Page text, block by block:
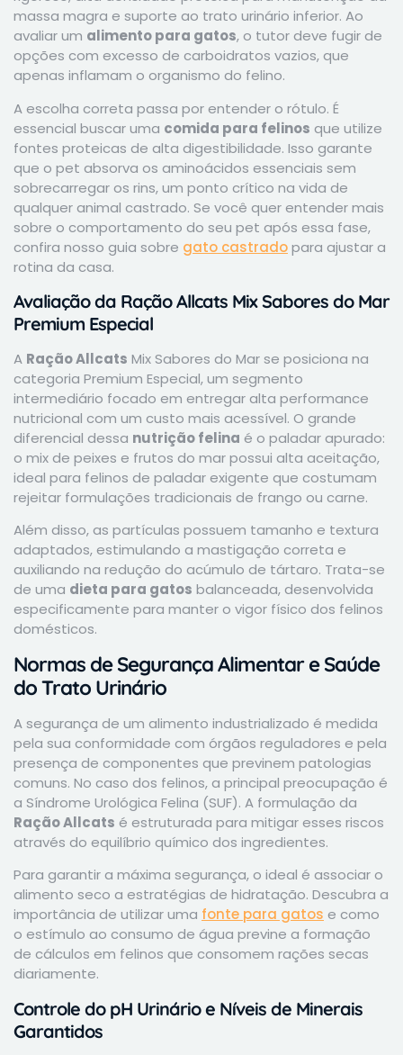
massa magra e suporte ao trato urinário inferior. Ao
avaliar um alimento para gatos, o tutor deve fugir de
opções com excesso de carboidratos vazios, que
apenas inflamam o organismo do felino.
A escolha correta passa por entender o rótulo. É
essencial buscar uma comida para felinos que utilize
fontes proteicas de alta digestibilidade. Isso garante
que o pet absorva os aminoácidos essenciais sem
sobrecarregar os rins, um ponto crítico na vida de
qualquer animal castrado. Se você quer entender mais
sobre o comportamento do seu pet após essa fase,
confira nosso guia sobre gato castradopara ajustar a
rotina da casa.
Avaliação da Ração Allcats Mix Sabores do Mar
Premium Especial
A Ração Allcats Mix Sabores do Mar se posiciona na
categoria Premium Especial, um segmento
intermediário focado em entregar alta performance
nutricional com um custo mais acessível. O grande
diferencial dessa nutrição felina é o paladar apurado:
o mix de peixes e frutos do mar possui alta aceitação,
ideal para felinos de paladar exigente que costumam
rejeitar formulações tradicionais de frango ou carne.
Além disso, as partículas possuem tamanho e textura
adaptados, estimulando a mastigação correta e
auxiliando na redução do acúmulo de tártaro. Trata-se
de uma dieta para gatos balanceada, desenvolvida
especificamente para manter o vigor físico dos felinos
domésticos.
Normas de Segurança Alimentar e Saúde
do Trato Urinário
A segurança de um alimento industrializado é medida
pela sua conformidade com órgãos reguladores e pela
presença de componentes que previnem patologias
comuns. No caso dos felinos, a principal preocupação é
a Síndrome Urológica Felina (SUF). A formulação da
Ração Allcats é estruturada para mitigar esses riscos
através do equilíbrio químico dos ingredientes.
Para garantir a máxima segurança, o ideal é associar o
alimento seco a estratégias de hidratação. Descubra a
importância de utilizar uma fonte para gatos e como
o estímulo ao consumo de água previne a formação
de cálculos em felinos que consomem rações secas
diariamente.
Controle do pH Urinário e Níveis de Minerais
Garantidos